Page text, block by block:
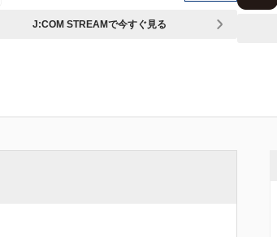
J:COM STREAMで今すぐ見る